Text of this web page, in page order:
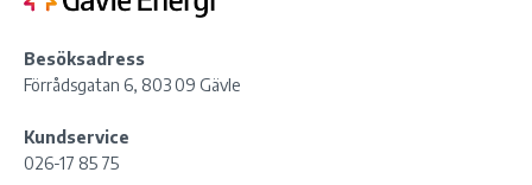
Besöksadress
Förrådsgatan 6, 803 09 Gävle
Kundservice
026-17 85 75